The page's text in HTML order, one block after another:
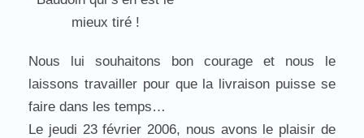
mieux tiré !
Nous lui souhaitons bon courage et nous le
laissons travailler pour que la livraison puisse se
faire dans les temps…
Le jeudi 23 février 2006, nous avons le plaisir de